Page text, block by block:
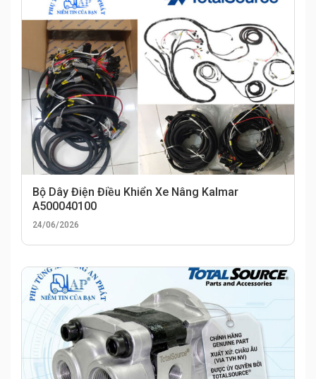
Bộ Dây Điện Điều Khiển Xe Nâng Kalmar
A500040100
24/06/2026